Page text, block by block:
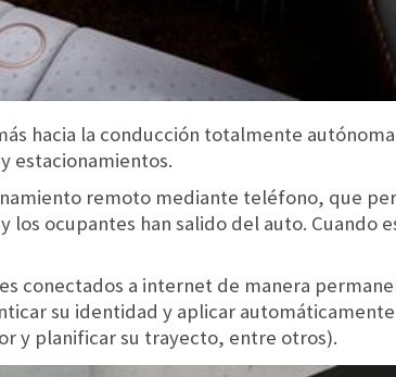
hacia la conducción totalmente
estacionamientos.
remoto mediante teléfono, que
ocupantes han salido del auto. Cuando
conectados a internet de manera
su identidad y aplicar
y planificar su trayecto, entre otros).